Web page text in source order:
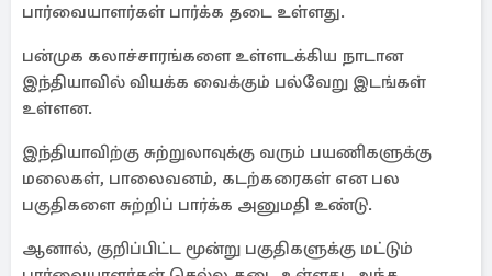
பார்வையாளர்கள் பார்க்க தடை உள்ளது.
பன்முக கலாச்சாரங்களை உள்ளடக்கிய நாடான
இந்தியாவில் வியக்க வைக்கும் பல்வேறு இடங்கள்
உள்ளன.
இந்தியாவிற்கு சுற்றுலாவுக்கு வரும் பயணிகளுக்கு
மலைகள், பாலைவனம், கடற்கரைகள் என பல
பகுதிகளை சுற்றிப் பார்க்க அனுமதி உண்டு.
ஆனால், குறிப்பிட்ட மூன்று பகுதிகளுக்கு மட்டும்